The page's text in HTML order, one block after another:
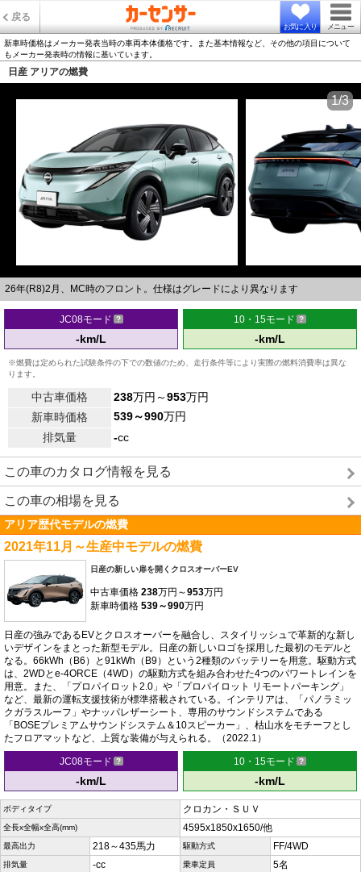
戻る
お気に入り メニュー
新車時価格はメーカー発表当時の車両本体価格です。また基本情報など、その他の項目について
もメーカー発表時の情報に基いています。
日産 アリアの燃費
26年(R8)2月、MC時のフロント。仕様はグレードにより異なります
1/3
JC08モード
-km/L
10・15モード
-km/L
※燃費は定められた試験条件の下での数値のため、走行条件等により実際の燃料消費率は異な
ります。
中古車価格 238万円～953万円
新車時価格
539～990万円
排気量
-cc
この車のカタログ情報を見る
この車の相場を見る
アリア歴代モデルの燃費
2021年11月～生産中モデルの燃費
日産の新しい扉を開くクロスオーバーEV
中古車価格 238万円～953万円
新車時価格 539～990万円
日産の強みであるEVとクロスオーバーを融合し、スタイリッシュで革新的な新し
いデザインをまとった新型モデル。日産の新しいロゴを採用した最初のモデルと
なる。66kWh（B6）と91kWh（B9）という2種類のバッテリーを用意。駆動方式
は、2WDとe-4ORCE（4WD）の駆動方式を組み合わせた4つのパワートレインを
用意。また、「プロパイロット2.0」や「プロパイロット リモートパーキング」
など、最新の運転支援技術が標準搭載されている。インテリアは、「パノラミッ
クガラスルーフ」やナッパレザーシート、専用のサウンドシステムである
「BOSEプレミアムサウンドシステム＆10スピーカー」、枯山水をモチーフとし
たフロアマットなど、上質な装備が与えられる。（2022.1）
JC08モード
-km/L
10・15モード
-km/L
ボディタイプ クロカン・ＳＵＶ
全長x全幅x全高(mm) 4595x1850x1650/他
最高出力 218～435馬力 駆動方式 FF/4WD
排気量 -cc 乗車定員
5名